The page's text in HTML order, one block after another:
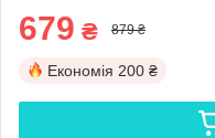
679 ₴ 879 ₴
Економія 200 ₴